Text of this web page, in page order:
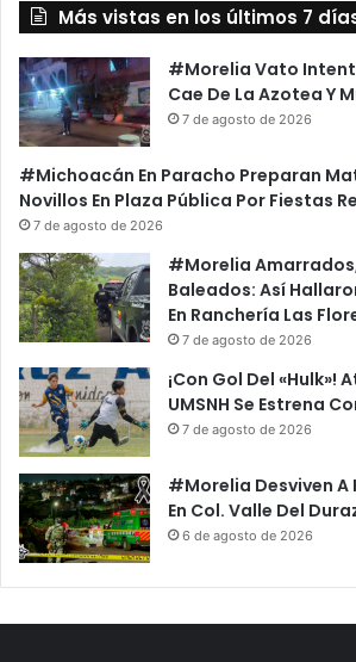
Más vistas en los últimos 7
#Morelia Vato
Cae De La Azotea Y
7 de agosto de 2026
#Michoacán En Paracho Preparan
Novillos En Plaza Pública Por Fiestas
7 de agosto de 2026
#Morelia
Baleados: Así
En Ranchería Las
7 de agosto de 2026
¡Con Gol Del
UMSNH Se Estrena
7 de agosto de 2026
#Morelia Desviven A
En Col. Valle Del
6 de agosto de 2026